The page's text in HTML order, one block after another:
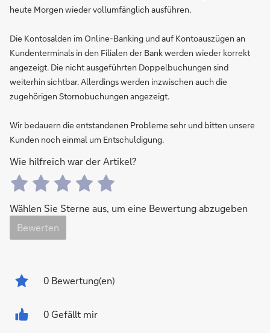
heute Morgen wieder vollumfänglich ausführen.
Die Kontosalden im Online-Banking und auf Kontoauszügen an
Kundenterminals in den Filialen der Bank werden wieder korrekt
angezeigt. Die nicht ausgeführten Doppelbuchungen sind
weiterhin sichtbar. Allerdings werden inzwischen auch die
zugehörigen Stornobuchungen angezeigt.
Wir bedauern die entstandenen Probleme sehr und bitten unsere
Kunden noch einmal um Entschuldigung.
Wie hilfreich war der Artikel?
Wählen Sie Sterne aus, um eine Bewertung abzugeben
Bewerten
0 Bewertung(en)
0 Gefällt mir